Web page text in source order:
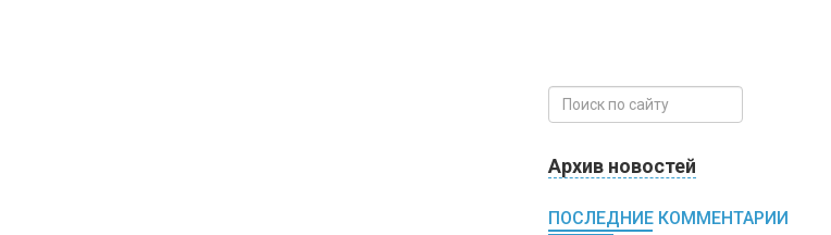
Архив новостей
ПОСЛЕДНИЕ КОММЕНТАРИИ